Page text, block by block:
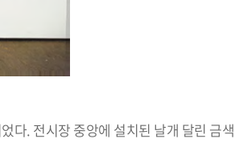
다. 전시장 중앙에 설치된 날개 달린 금색